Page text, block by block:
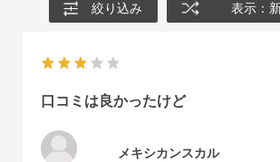
絞り込み 表示：
口コミは良かったけど
メキシカンスカル